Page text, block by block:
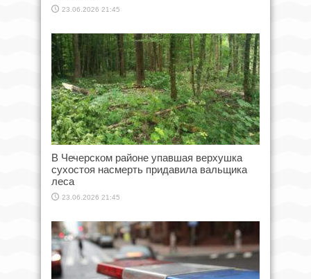
23.06.2026 21:45
В Чечерском районе упавшая верхушка
сухостоя насмерть придавила вальщика
леса
23.06.2026 21:45